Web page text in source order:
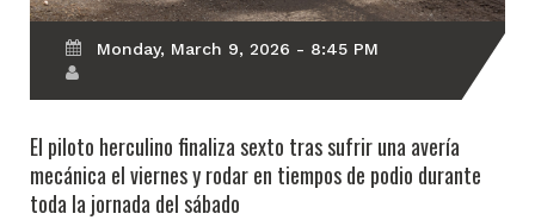
Monday, March 9, 2026 - 8:45 PM
El piloto herculino finaliza sexto tras sufrir una avería
mecánica el viernes y rodar en tiempos de podio durante
toda la jornada del sábado